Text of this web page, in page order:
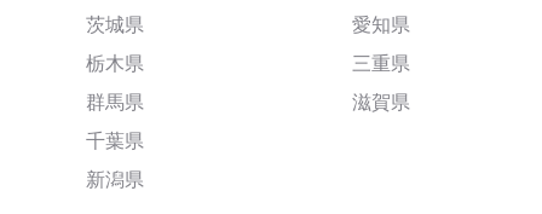
茨城県
栃木県
群馬県
千葉県
新潟県
愛知県
三重県
滋賀県